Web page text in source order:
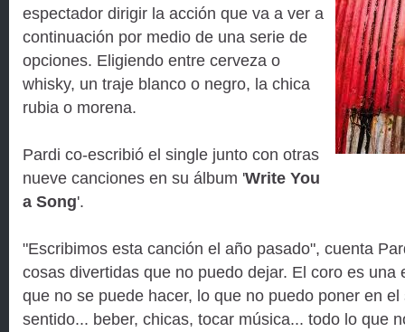
espectador dirigir la acción que va a ver a
continuación por medio de una serie de
opciones. Eligiendo entre cerveza o
whisky, un traje blanco o negro, la chica
rubia o morena.
Pardi co-escribió el single junto con otras
nueve canciones en su álbum 'Write You
a Song'.
"Escribimos esta canción el año pasado", cuenta
cosas divertidas que no puedo dejar. El coro es una
que no se puede hacer, lo que no puedo poner en
sentido... beber, chicas, tocar música... todo lo que